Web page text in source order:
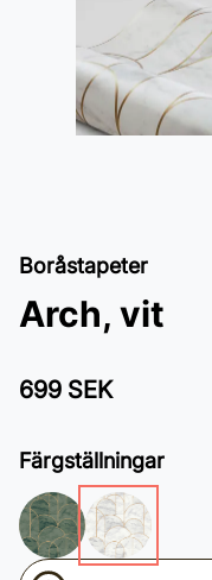
Boråstapeter
Arch, vit
699 SEK
Färgställningar